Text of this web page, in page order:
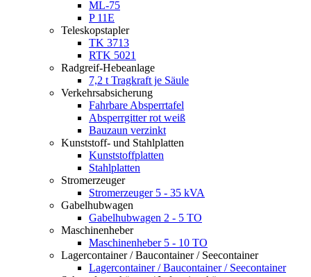
ML-75
P 11E
Teleskopstapler
TK 3713
RTK 5021
Radgreif-Hebeanlage
7,2 t Tragkraft je Säule
Verkehrsabsicherung
Fahrbare Absperrtafel
Absperrgitter rot weiß
Bauzaun verzinkt
Kunststoff- und Stahlplatten
Kunststoffplatten
Stahlplatten
Stromerzeuger
Stromerzeuger 5 - 35 kVA
Gabelhubwagen
Gabelhubwagen 2 - 5 TO
Maschinenheber
Maschinenheber 5 - 10 TO
Lagercontainer / Baucontainer / Seecontainer
Lagercontainer / Baucontainer / Seecontainer